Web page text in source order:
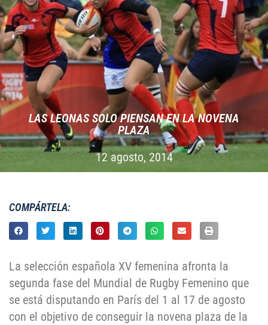
LAS LEONAS SOLO PIENSAN EN LA NOVENA
PLAZA
12 agosto, 2014
COMPÁRTELA:
La selección española XV femenina afronta la
segunda fase del Mundial de Rugby Femenino que
se está disputando en París del 1 al 17 de agosto
con el objetivo de conseguir la novena plaza de la